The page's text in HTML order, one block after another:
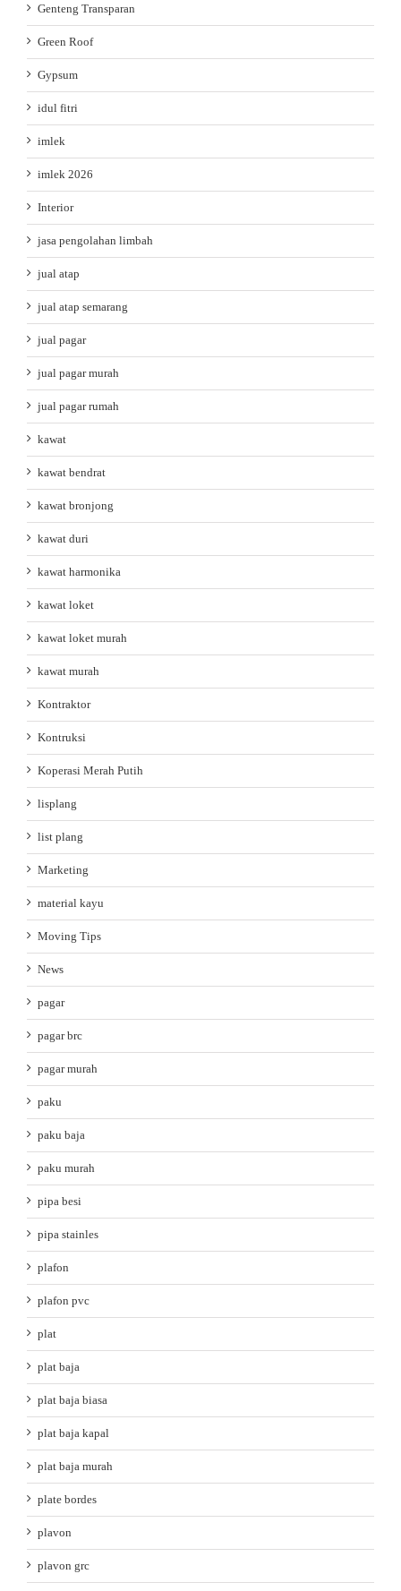
Genteng Transparan
Green Roof
Gypsum
idul fitri
imlek
imlek 2026
Interior
jasa pengolahan limbah
jual atap
jual atap semarang
jual pagar
jual pagar murah
jual pagar rumah
kawat
kawat bendrat
kawat bronjong
kawat duri
kawat harmonika
kawat loket
kawat loket murah
kawat murah
Kontraktor
Kontruksi
Koperasi Merah Putih
lisplang
list plang
Marketing
material kayu
Moving Tips
News
pagar
pagar brc
pagar murah
paku
paku baja
paku murah
pipa besi
pipa stainles
plafon
plafon pvc
plat
plat baja
plat baja biasa
plat baja kapal
plat baja murah
plate bordes
plavon
plavon grc